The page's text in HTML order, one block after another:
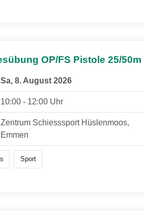
OP/FS Pistole 25/50m
Sa, 8. August 2026
10:00 - 12:00 Uhr
Zentrum Schiesssport Hüslenmoos,
Emmen
Sport